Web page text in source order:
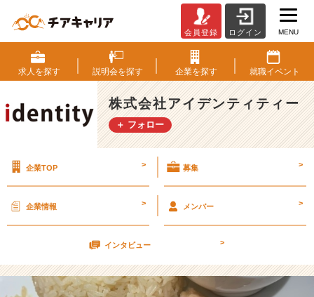
戦
中、、、
【株
式
会
社
ン
テ
ィ
の
タ
会員登録 ログイン MENU
求人を探す 説明会を探す 企業を探す 就職イベント
株式会社アイデンティティー
＋ フォロー
企業TOP > 募集 >
企業情報 > メンバー >
インタビュー >